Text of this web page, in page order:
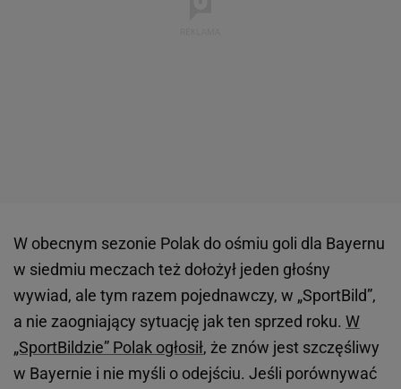
W obecnym sezonie Polak do ośmiu goli dla Bayernu
w siedmiu meczach też dołożył jeden głośny
wywiad, ale tym razem pojednawczy, w „SportBild”,
a nie zaogniający sytuację jak ten sprzed roku. W
„SportBildzie” Polak ogłosił, że znów jest szczęśliwy
w Bayernie i nie myśli o odejściu. Jeśli porównywać